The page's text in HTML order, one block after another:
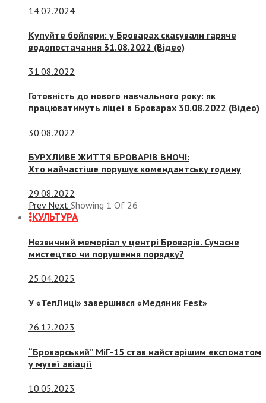
14.02.2024
Купуйте бойлери: у Броварах скасували гаряче
водопостачання 31.08.2022 (Відео)
31.08.2022
Готовність до нового навчального року: як
працюватимуть ліцеї в Броварах 30.08.2022 (Відео)
30.08.2022
БУРХЛИВЕ ЖИТТЯ БРОВАРІВ ВНОЧІ:
Хто найчастіше порушує комендантську годину
29.08.2022
Prev Next Showing 1 Of 26
КУЛЬТУРА
Незвичний меморіал у центрі Броварів. Сучасне
мистецтво чи порушення порядку?
25.04.2025
У «ТепЛиці» завершився «Медяник Fest»
26.12.2023
“Броварський” МіГ-15 став найстарішим експонатом
у музеї авіації
10.05.2023